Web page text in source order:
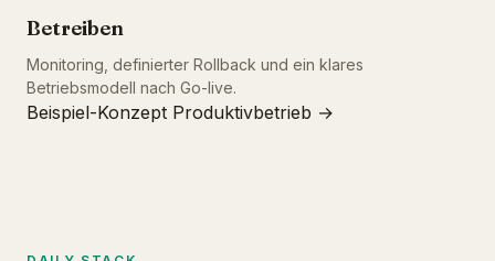
Betreiben
Monitoring, definierter Rollback und ein klares
Betriebsmodell nach Go-live.
Beispiel-Konzept Produktivbetrieb →